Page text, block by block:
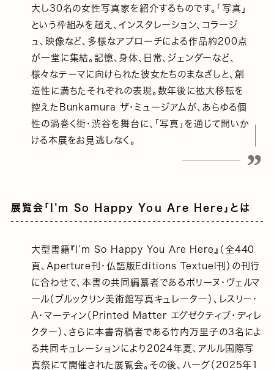
大し30名の女性写真家を紹介するものです。「写真」
という枠組みを超え、インスタレーション、コラージ
ュ、映像など、多様なアプローチによる作品約200点
が一堂に集結。記憶、身体、日常、ジェンダーなど、
様々なテーマに向けられた彼女たちのまなざしと、創
造性に満ちたそれぞれの表現。数年後に拡大移転を
控えたBunkamura ザ・ミュージアムが、あらゆる個
性の渦巻く街・渋谷を舞台に、「写真」を通じて問いか
ける本展をお見逃しなく。
展覧会「I’m So Happy You Are Here」とは
大型書籍『I’m So Happy You Are Here』（全440
頁、Aperture刊・仏語版Editions Textuel刊）の刊行
に合わせて、本書の共同編纂者であるポリーヌ・ヴェルマ
ール（ブルックリン美術館写真キュレーター）、レスリー・
A・マーティン（Printed Matter エグゼクティブ・ディレ
クター）、さらに本書寄稿者である竹内万里子の3名によ
る共同キュレーションにより2024年夏、アルル国際写
真祭にて開催された展覧会。その後、ハーグ（2025年1